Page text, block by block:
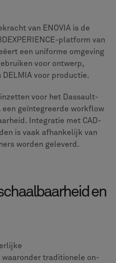
6,8 op 10 staat.
thema's voor Teamcenter
stabiliteit en sterke
ENOVIA prijzen
met CAD-tools, zoals
interface voor
en ruimtevaartindustrie.
uw
te veranderen is
profiel en de strategische